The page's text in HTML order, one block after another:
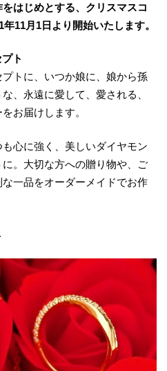
はじめとする、クリスマスコ
11月1日より開始いたします。
ト
プトに、いつか娘に、娘から孫
、永遠に愛して、愛される、
お届けします。
心に強く、美しいダイヤモン
。大切な方への贈り物や、ご
一品をオーダーメイドでお作